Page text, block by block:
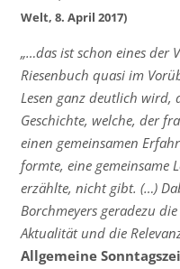
Welt, 8. April 2017)
„…das ist schon eines der
Riesenbuch quasi im
Lesen ganz deutlich wird,
Geschichte, welche, der
einen gemeinsamen
formte, eine gemeinsame
erzählte, nicht gibt. (…)
Borchmeyers geradezu
Aktualität und die
Allgemeine